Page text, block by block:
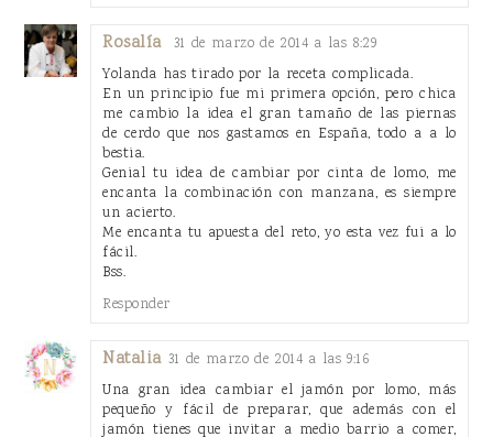
Rosalía 31 de marzo de 2014 a las 8:29
Yolanda has tirado por la receta complicada.
En un principio fue mi primera opción, pero chica
me cambio la idea el gran tamaño de las piernas
de cerdo que nos gastamos en España, todo a a lo
bestia.
Genial tu idea de cambiar por cinta de lomo, me
encanta la combinación con manzana, es siempre
un acierto.
Me encanta tu apuesta del reto, yo esta vez fui a lo
fácil.
Bss.
Responder
Natalia 31 de marzo de 2014 a las 9:16
Una gran idea cambiar el jamón por lomo, más
pequeño y fácil de preparar, que además con el
jamón tienes que invitar a medio barrio a comer,